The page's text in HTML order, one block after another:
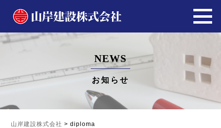
NEWS
お知らせ
山岸建設株式会社 >diploma